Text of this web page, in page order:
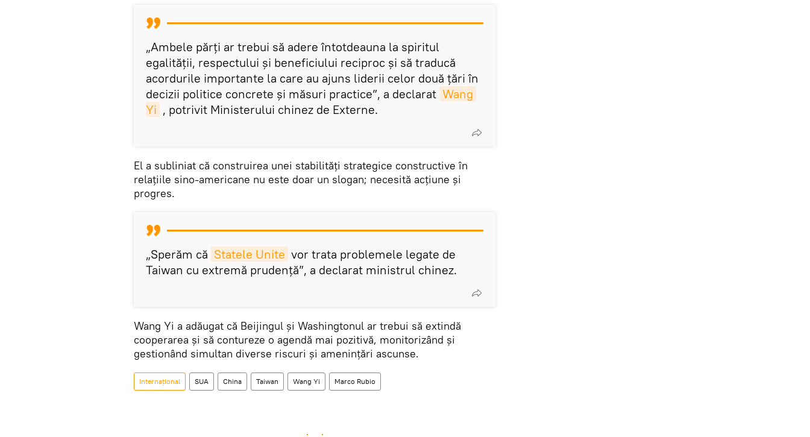
„Ambele părți ar trebui să adere întotdeauna la spiritul
egalității, respectului și beneficiului reciproc și să traducă
acordurile importante la care au ajuns liderii celor două țări în
decizii politice concrete și măsuri practice”, a declarat Wang
Yi , potrivit Ministerului chinez de Externe.
El a subliniat că construirea unei stabilități strategice constructive în
relațiile sino-americane nu este doar un slogan; necesită acțiune și
progres.
„Sperăm că Statele Unite vor trata problemele legate de
Taiwan cu extremă prudență”, a declarat ministrul chinez.
Wang Yi a adăugat că Beijingul și Washingtonul ar trebui să extindă
cooperarea și să contureze o agendă mai pozitivă, monitorizând și
gestionând simultan diverse riscuri și amenințări ascunse.
Internațional SUA China Taiwan Wang Yi Marco Rubio